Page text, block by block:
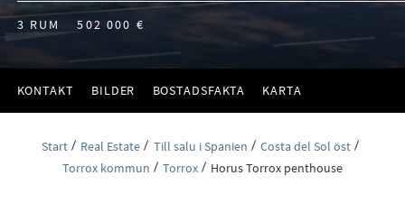
3 RUM 502 000 €
KONTAKT BILDER BOSTADSFAKTA KARTA
Start Real Estate Till salu i Spanien
Costa del Sol öst
Torrox kommun
Torrox Horus Torrox penthouse